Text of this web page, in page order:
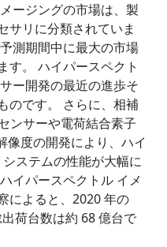
ージングの市場は、製
サリに分類されていま
測期間中に最大の市場
す。 ハイパースペクト
ー開発の最近の進歩そ
のです。 さらに、相補
ンサーや電荷結合素子
像度の開発により、ハイ
ステムの性能が大幅に
イパースペクトル イメ
によると、2020 年の
荷台数は約 68 億台で